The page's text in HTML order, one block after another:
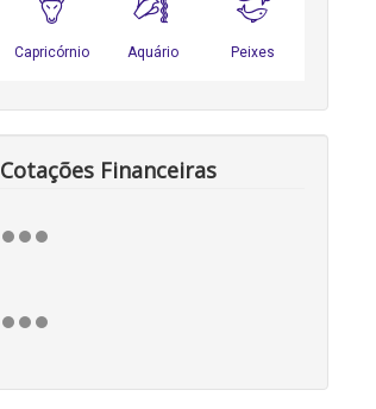
Cotações Financeiras